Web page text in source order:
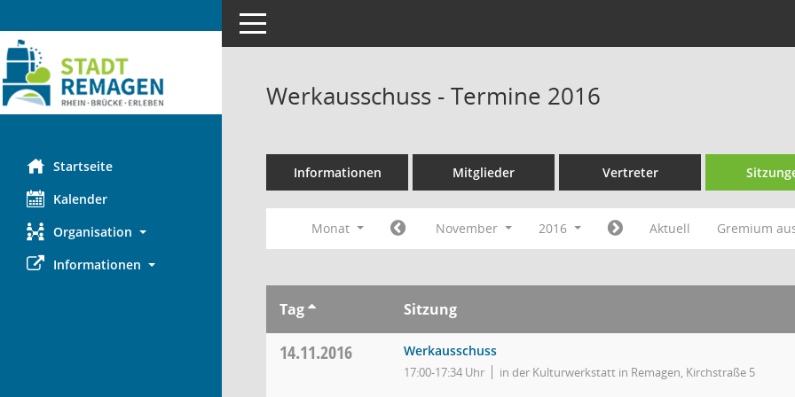
Startseite
Kalender
Organisation
Informationen
Toggle navigation
Werkausschuss - Termine 2016
Informationen Mitglieder Vertreter
Monat November 2016 Aktuell Gremium
Tag Sitzung
14.11.2016 Werkausschuss
17:00-17:34 Uhr in der Kulturwerkstatt in Remagen, Kirchstraße 5